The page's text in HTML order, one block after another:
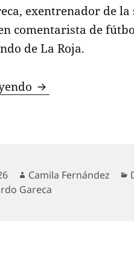
exentrenador de la
comentarista de
de La Roja.
Ricardo Gareca
Autor
Camila Fernández
Gareca